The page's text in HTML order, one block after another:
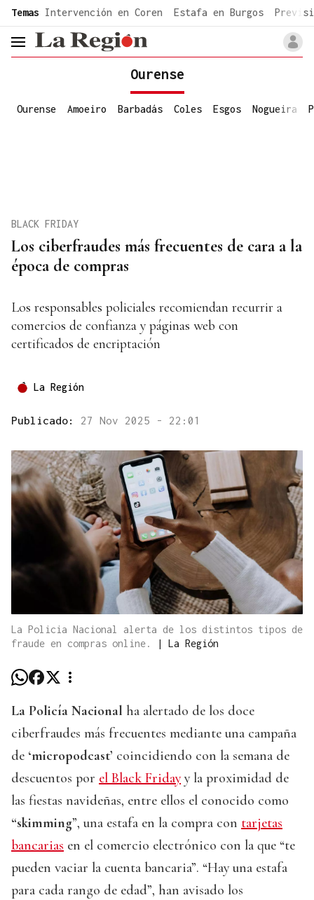
common.go-to-content
Temas Intervención en Coren Estafa en Burgos
header.menu.open
Ourense
Ourense Amoeiro Barbadás Coles Esgos Nogueira
Los ciberfraudes más frecuentes de cara a la
época de compras
BLACK FRIDAY
Los responsables policiales recomiendan recurrir a
comercios de confianza y páginas web con
certificados de encriptación
La Región
Publicado: 27 Nov 2025 - 22:01
La Policia Nacional alerta de los distintos tipos de
fraude en compras online.
| La Región
La Policía Nacional ha alertado de los doce
ciberfraudes más frecuentes mediante una campaña
de ‘micropodcast’ coincidiendo con la semana de
descuentos por el Black Fridayy la proximidad de
las fiestas navideñas, entre ellos el conocido como
“skimming”, una estafa en la compra con tarjetas
bancarias en el comercio electrónico con la que “te
pueden vaciar la cuenta bancaria”. “Hay una estafa
para cada rango de edad”, han avisado los